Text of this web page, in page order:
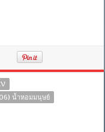
น้ำหอมมนุษย์